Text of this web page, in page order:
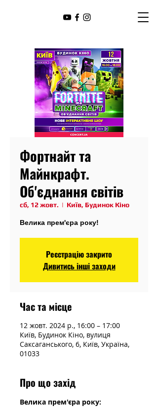
Фортнайт та
Майнкрафт.
Об'єднання світів
сб, 12 жовт.
  |
Київ, Будинок Кіно
Велика прем'єра року!
Реєстрацію закрито
Дивитись інші заходи
Час та місце
12 жовт. 2024 р., 16:00 – 17:00
Київ, Будинок Кіно, вулиця
Саксаганського, 6, Київ, Україна,
01033
Про що захід
Велика прем'єра року: